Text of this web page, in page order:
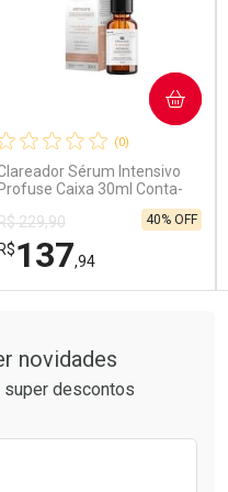
Comprar sem Desconto
Por R$ 15,99/cada
Comprar sem Desconto
Por R$ 15,99/cada
(0)
Sérum Intensivo
Profuse Caixa 30ml Conta-
229,90
R$137,94
40% OFF
COMPRAR
Laboratório
Menos
novidades
descontos